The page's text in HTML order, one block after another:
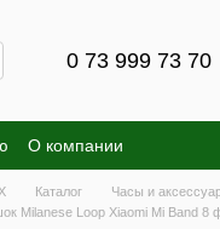
0 73 999 73 70
О компании
Каталог Часы и
Milanese Loop Xiaomi Mi Band 8